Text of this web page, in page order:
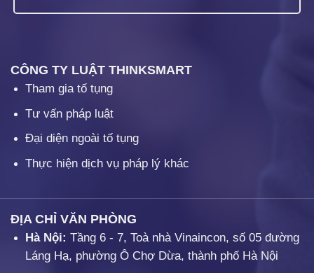
CÔNG TY LUẬT THINKSMART
Tham gia tố tụng
Tư vấn pháp luật
Đại diện ngoài tố tụng
Thực hiện dịch vụ pháp lý khác
ĐỊA CHỈ VĂN PHÒNG
Hà Nội: Tầng 6 - 7, Toà nhà Vinaincon, số 05 đường
Láng Hạ, phường Ô Chợ Dừa, thành phố Hà Nội